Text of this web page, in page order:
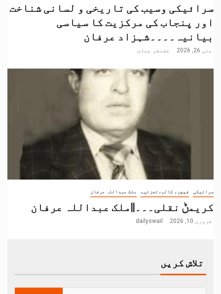
سرائیکی وسیب کی تاریخی و لسانی شناخت
اور پنجاب کی مرکزیت کا سیاسی
بیانیہ۔۔۔۔شہزاد عرفان
مئی 26, 2026 غضنفر عباس
سرائیکی فیچر، کالم،تجزئیے ملک عبداللہ عرفان
کریمݨ نقلی۔۔۔||ملک عبداللہ عرفان
فروری 10, 2026 dailyswail
تلاش کریں